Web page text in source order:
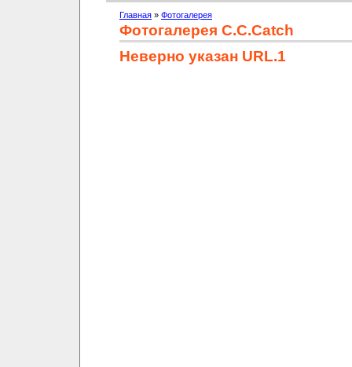
Главная » Фотогалерея
Фотогалерея C.C.Catch
Неверно указан URL.1